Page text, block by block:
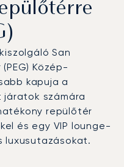
San
Közép-
kapuja a
számára
repülőtér
és egy VIP lounge-
luxusutazásokat.